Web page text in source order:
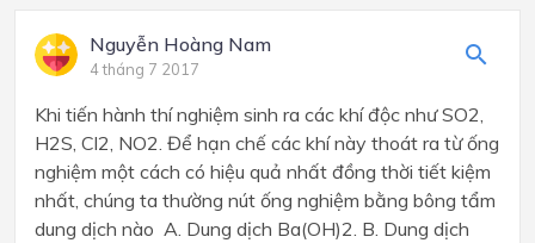
Nguyễn Hoàng Nam
4 tháng 7 2017
Khi tiến hành thí nghiệm sinh ra các khí độc như SO2,
H2S, Cl2, NO2. Để hạn chế các khí này thoát ra từ ống
nghiệm một cách có hiệu quả nhất đồng thời tiết kiệm
nhất, chúng ta thường nút ống nghiệm bằng bông tẩm
dung dịch nào A. Dung dịch Ba(OH)2. B. Dung dịch